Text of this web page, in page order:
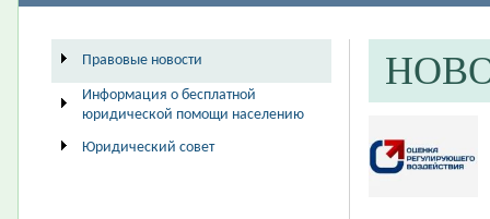
Правовые новости
Информация о бесплатной
юридической помощи населению
Юридический совет